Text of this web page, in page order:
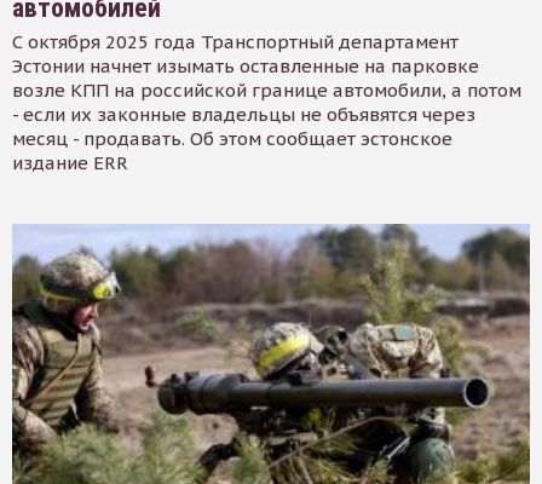
автомобилей
С октября 2025 года Транспортный департамент
Эстонии начнет изымать оставленные на парковке
возле КПП на российской границе автомобили, а потом
- если их законные владельцы не объявятся через
месяц - продавать. Об этом сообщает эстонское
издание ERR